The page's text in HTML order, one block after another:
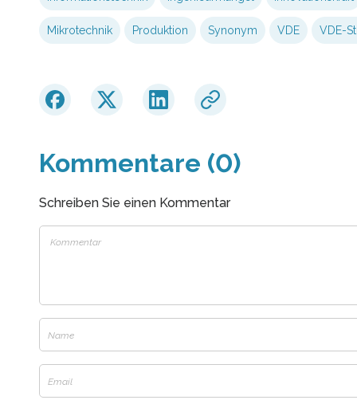
Mikrotechnik Produktion Synonym VDE VDE-
Kommentare (0)
Schreiben Sie einen Kommentar